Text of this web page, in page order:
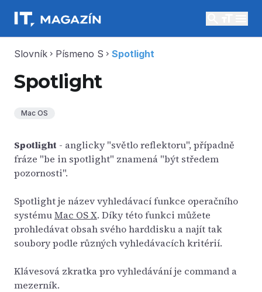
Slovník chevron_right Písmeno S chevron_right Spotlight
Spotlight
Mac OS
Spotlight - anglicky "světlo reflektoru", případně
fráze "be in spotlight" znamená "být středem
pozornosti".
Spotlight je název vyhledávací funkce operačního
systémuMac OS X. Díky této funkci můžete
prohledávat obsah svého harddisku a najít tak
soubory podle různých vyhledávacích kritérií.
Klávesová zkratka pro vyhledávání je command a
mezerník.